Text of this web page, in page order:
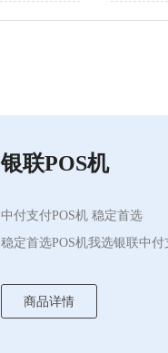
银联POS机
中付支付POS机 稳定首选
稳定首选POS机我选银联中付
商品详情